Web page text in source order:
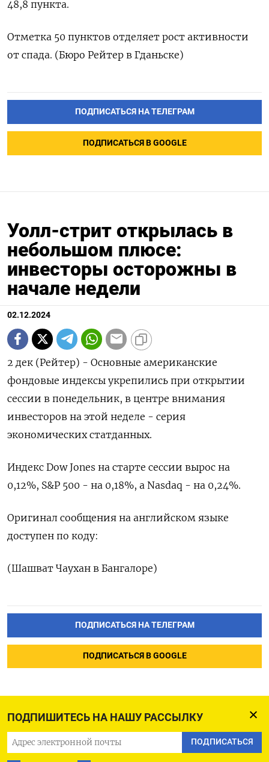
ПОДПИШИТЕСЬ НА НАШУ РАССЫЛКУ
ПОДПИСАТЬСЯ
48,8 пункта.
Отметка 50 пунктов отделяет рост активности
от спада. (Бюро Рейтер в Гданьске)
ПОДПИСАТЬСЯ НА ТЕЛЕГРАМ
ПОДПИСАТЬСЯ В GOOGLE
Уолл-стрит открылась в
небольшом плюсе:
инвесторы осторожны в
начале недели
02.12.2024
2 дек (Рейтер) - Основные американские
фондовые индексы укрепились при открытии
сессии в понедельник, в центре внимания
инвесторов на этой неделе - серия
экономических статданных.
Индекс Dow Jones на старте сессии вырос на
0,12%, S&P 500 - на 0,18%, а Nasdaq - на 0,24%.
Оригинал сообщения на английском языке
доступен по коду:
(Шашват Чаухан в Бангалоре)
ПОДПИСАТЬСЯ НА ТЕЛЕГРАМ
ПОДПИСАТЬСЯ В GOOGLE